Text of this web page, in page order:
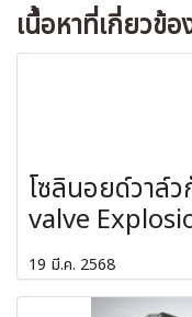
เนื้อหาที่เกี่ยวข้อ
โซลินอยด์วาล์
valve
19 มี.ค. 2568